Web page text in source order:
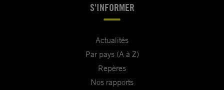
S'INFORMER
Actualités
Par pays (A à Z)
Repères
Nos rapports